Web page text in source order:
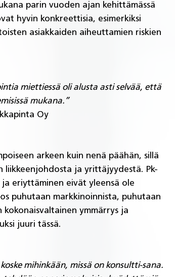
parin vuoden ajan kehittämässä
hyvin konkreettisia, esimerkiksi
asiakkaiden aiheuttamien riskien
miettiessä oli alusta asti selvää, että
mukana.”
Oy
arkeen kuin nenä päähän, sillä
liikkeenjohdosta ja yrittäjyydestä. Pk-
eriyttäminen eivät yleensä ole
puhutaan markkinoinnista, puhutaan
kokonaisvaltainen ymmärrys ja
juuri tässä.
mihinkään, missä on konsultti-sana.